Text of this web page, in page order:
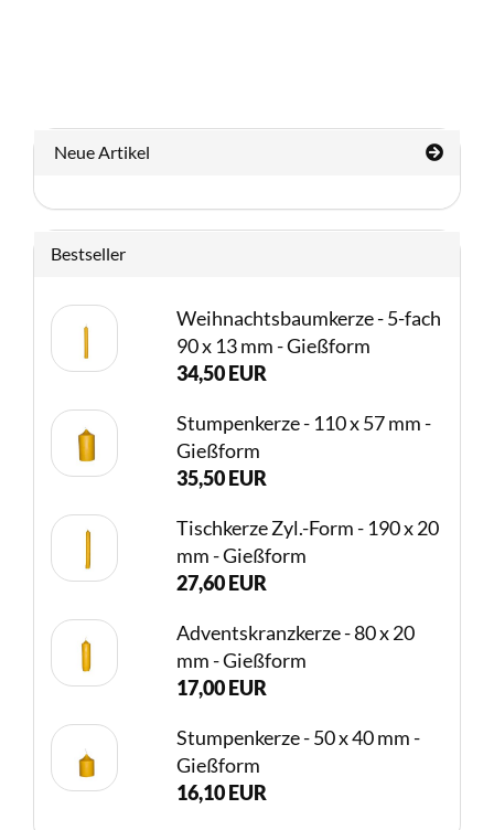
Neue Artikel
Bestseller
Weihnachtsbaumkerze - 5-fach
90 x 13 mm - Gießform
34,50 EUR
Stumpenkerze - 110 x 57 mm -
Gießform
35,50 EUR
Tischkerze Zyl.-Form - 190 x 20
mm - Gießform
27,60 EUR
Adventskranzkerze - 80 x 20
mm - Gießform
17,00 EUR
Stumpenkerze - 50 x 40 mm -
Gießform
16,10 EUR